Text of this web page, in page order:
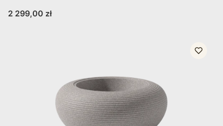
Cena
2 299,00 zł